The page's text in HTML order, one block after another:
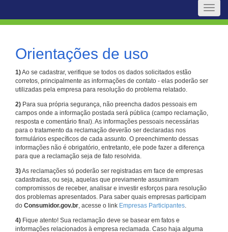
Toggle
Orientações de uso
1)Ao se cadastrar, verifique se todos os dados solicitados estão
corretos, principalmente as informações de contato - elas poderão ser
utilizadas pela empresa para resolução do problema relatado.
2) Para sua própria segurança, não preencha dados pessoais em
campos onde a informação postada será pública (campo reclamação,
resposta e comentário final). As informações pessoais necessárias
para o tratamento da reclamação deverão ser declaradas nos
formulários específicos de cada assunto. O preenchimento dessas
informações não é obrigatório, entretanto, ele pode fazer a diferença
para que a reclamação seja de fato resolvida.
3)As reclamações só poderão ser registradas em face de empresas
cadastradas, ou seja, aquelas que previamente assumiram
compromissos de receber, analisar e investir esforços para resolução
dos problemas apresentados. Para saber quais empresas participam
do Consumidor.gov.br, acesse o link Empresas Participantes.
4) Fique atento! Sua reclamação deve se basear em fatos e
informações relacionados à empresa reclamada. Caso haja alguma